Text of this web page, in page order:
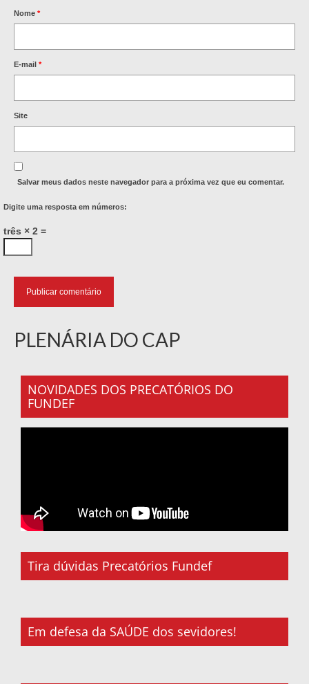
Nome *
E-mail *
Site
Salvar meus dados neste navegador para a próxima vez que eu comentar.
Digite uma resposta em números:
três × 2 =
PLENÁRIA DO CAP
NOVIDADES DOS PRECATÓRIOS DO
FUNDEF
Tira dúvidas Precatórios Fundef
Em defesa da SAÚDE dos sevidores!